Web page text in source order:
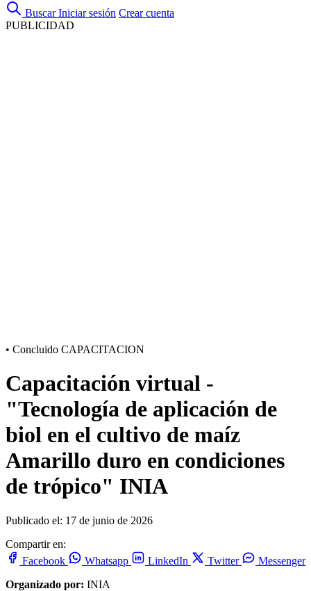
Buscar Iniciar sesión Crear cuenta
PUBLICIDAD
• Concluido CAPACITACION
Capacitación virtual -
"Tecnología de aplicación de
biol en el cultivo de maíz
Amarillo duro en condiciones
de trópico" INIA
Publicado el: 17 de junio de 2026
Compartir en:
Facebook
Whatsapp LinkedIn Twitter
Messenger
Organizado por: INIA